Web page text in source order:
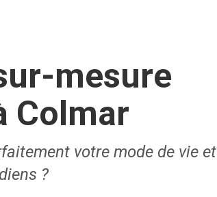
mesure
Colmar
votre mode de vie et
?